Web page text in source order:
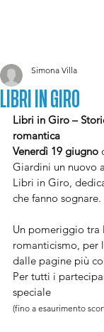
LIBRI IN GIRO
Simona Villa
Libri in Giro –
romantica
Venerdì 19 giugno
Giardini un nuovo
Libri in Giro,
che fanno sognare.
Un pomeriggio tra
romanticismo, per
dalle pagine più
Per tutti i
speciale
(fino a esaurimento